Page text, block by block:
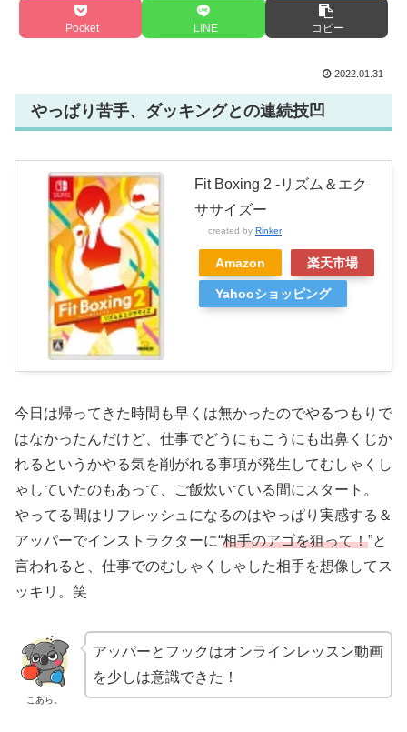
Pocket LINE コピー
2022.01.31
やっぱり苦手、ダッキングとの連続技凹
Fit Boxing 2 -リズム＆エク
ササイズー
created by Rinker
Amazon 楽天市場
Yahooショッピング
今日は帰ってきた時間も早くは無かったのでやるつもりで
はなかったんだけど、仕事でどうにもこうにも出鼻くじか
れるというかやる気を削がれる事項が発生してむしゃくし
ゃしていたのもあって、ご飯炊いている間にスタート。
やってる間はリフレッシュになるのはやっぱり実感する＆
アッパーでインストラクターに“相手のアゴを狙って！”と
言われると、仕事でのむしゃくしゃした相手を想像してス
ッキリ。笑
こあら。
アッパーとフックはオンラインレッスン動画
を少しは意識できた！